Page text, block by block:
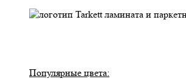
Популярные цвета: